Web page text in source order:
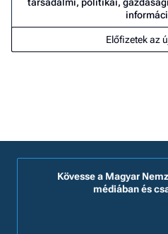
Előfizetek az
Kövesse a Magyar
médiában és